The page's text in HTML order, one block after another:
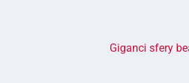
Giganci sfery